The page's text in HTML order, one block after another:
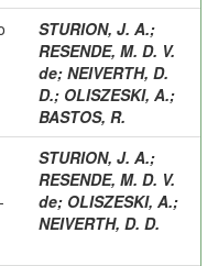
STURION, J. A.;
RESENDE, M. D. V.
de; NEIVERTH, D.
D.; OLISZESKI, A.;
BASTOS, R.
STURION, J. A.;
RESENDE, M. D. V.
de; OLISZESKI, A.;
NEIVERTH, D. D.